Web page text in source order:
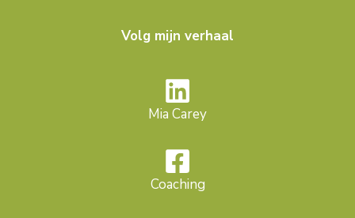
Volg mijn verhaal
Mia Carey
Coaching